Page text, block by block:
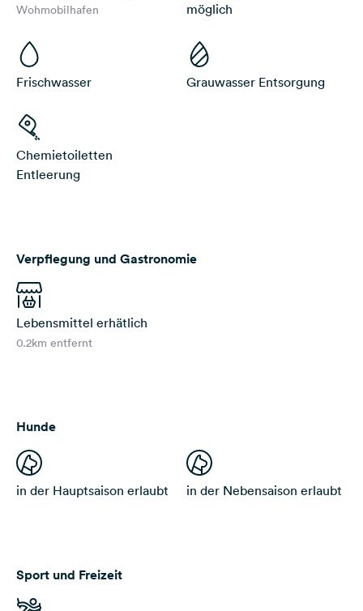
Wohmobilhafen
möglich
Frischwasser Grauwasser Entsorgung
Chemietoiletten
Entleerung
Verpflegung und Gastronomie
Lebensmittel erhätlich
0.2km entfernt
Hunde
in der Hauptsaison erlaubt in der Nebensaison erlaubt
Sport und Freizeit